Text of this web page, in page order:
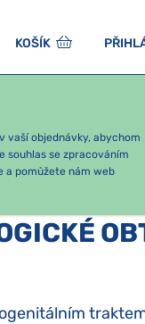
KOŠÍK
vaší objednávky, abychom
souhlas se zpracováním
a pomůžete nám web